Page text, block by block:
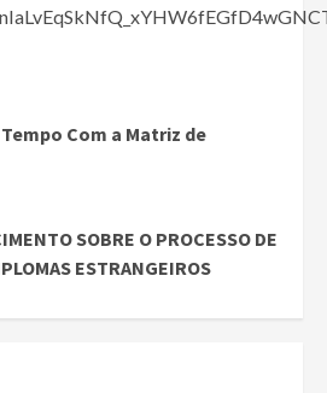
Com a Matriz de
SOBRE O PROCESSO DE
ESTRANGEIROS